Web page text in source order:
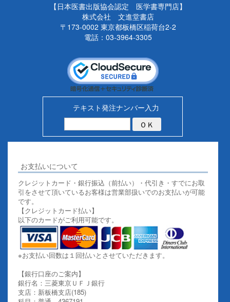
【日本医書出版協会認定 医学書専門店】
株式会社 文進堂書店
〒173-0002 東京都板橋区稲荷台2-2
電話：03-3964-3305
テキスト発注ナンバー入力
お支払いについて
クレジットカード・銀行振込（前払い）・代引き・すでにお取
引をさせて頂いているお客様は営業部扱いでのお支払いが可能
です。
【クレジットカード払い】
以下のカードがご利用可能です。
※お支払い回数は１回払いとさせていただきます。
【銀行口座のご案内】
銀行名：三菱東京ＵＦＪ銀行
支店：新板橋支店(185)